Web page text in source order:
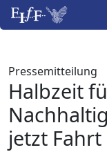
Pressemitteilung
Halbzeit
jetzt